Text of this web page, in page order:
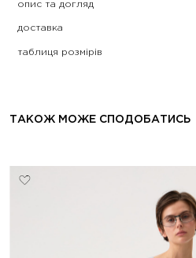
опис та догляд
доставка
таблиця розмірів
ТАКОЖ МОЖЕ СПОДОБАТИСЬ